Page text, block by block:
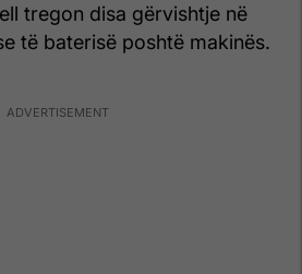
tregon disa gërvishtje në
të baterisë poshtë makinës.